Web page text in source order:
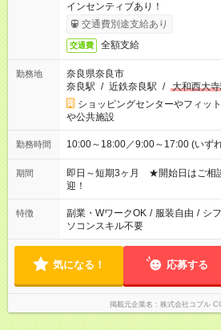
インセンティブあり！
交通費別途支給あり
交通費 全額支給
勤務地
奈良県奈良市
奈良駅 / 近鉄奈良駅 / 大和西大
ショッピングセンターやフィッ
や公共施設
勤務時間 10:00～18:00／9:00～17:00 (いず
期間
即日～短期3ヶ月 ★開始日はご相
迎！
特徴 副業・WワークOK / 服装自由 / シ
ソコンスキル不要
気になる！ 応募する
掲載元企業名 株式会社コブル